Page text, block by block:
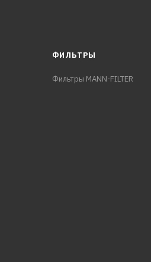
ФИЛЬТРЫ
Фильтры MANN-FILTER